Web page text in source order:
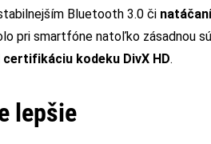
Bluetooth 3.0 či
pri smartfóne natoľko zásadnou
certifikáciu kodeku DivX HD.
lepšie